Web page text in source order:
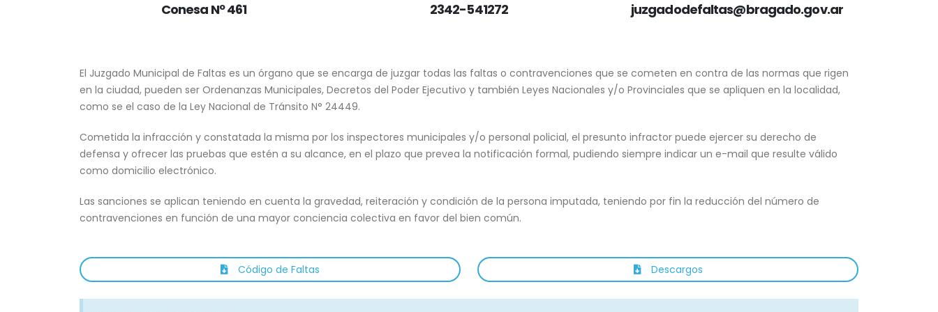
Conesa Nº 461 2342-541272 juzgadodefaltas@bragado.gov.ar
El Juzgado Municipal de Faltas es un órgano que se encarga de juzgar todas las faltas o contravenciones que se cometen en contra de las normas que rigen
en la ciudad, pueden ser Ordenanzas Municipales, Decretos del Poder Ejecutivo y también Leyes Nacionales y/o Provinciales que se apliquen en la localidad,
como se el caso de la Ley Nacional de Tránsito N° 24449.
Cometida la infracción y constatada la misma por los inspectores municipales y/o personal policial, el presunto infractor puede ejercer su derecho de
defensa y ofrecer las pruebas que estén a su alcance, en el plazo que prevea la notificación formal, pudiendo siempre indicar un e-mail que resulte válido
como domicilio electrónico.
Las sanciones se aplican teniendo en cuenta la gravedad, reiteración y condición de la persona imputada, teniendo por fin la reducción del número de
contravenciones en función de una mayor conciencia colectiva en favor del bien común.
Código de Faltas Descargos